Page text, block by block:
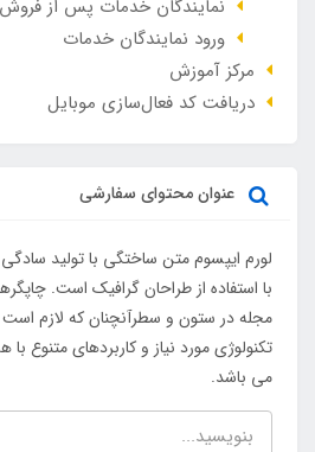
نمایندگان خدمات پس از فروش
ورود نمایندگان خدمات
مرکز آموزش
دریافت کد فعال‌سازی موبایل
عنوان محتوای سفارشی
لورم ایپسوم متن ساختگی با تولید
با استفاده از طراحان گرافیک است.
مجله در ستون و سطرآنچنان که لازم
تکنولوژی مورد نیاز و کاربردهای متنوع با
می باشد.